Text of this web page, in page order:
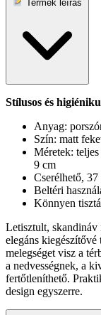
Termék leírás
Stílusos és
Anyag:
Szín: matt
Méretek:
9 cm
Cserélhető,
Beltéri
Könnyen
Letisztult, skandináv
elegáns kiegészítővé
melegséget visz a
a nedvességnek, a
fertőtleníthető.
design egyszerre.